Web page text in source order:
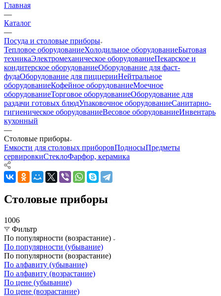
Главная
—
Каталог
—
Посуда и столовые приборы
Тепловое оборудованиеХолодильное оборудованиеБытовая
техникаЭлектромеханическое оборудованиеПекарское и
кондитерское оборудованиеОборудование для фаст-
фудаОборудование для пиццерииНейтральное
оборудованиеКофейное оборудованиеМоечное
оборудованиеТорговое оборудованиеОборудование для
раздачи готовых блюдУпаковочное оборудованиеСанитарно-
гигиеническое оборудованиеВесовое оборудованиеИнвентарь
кухонный
—
Столовые приборы
Емкости для столовых приборовПодносыПредметы
сервировкиСтеклоФарфор, керамика
Столовые приборы
1006
Фильтр
По популярности (возрастание)
По популярности (убывание)
По популярности (возрастание)
По алфавиту (убывание)
По алфавиту (возрастание)
По цене (убывание)
По цене (возрастание)